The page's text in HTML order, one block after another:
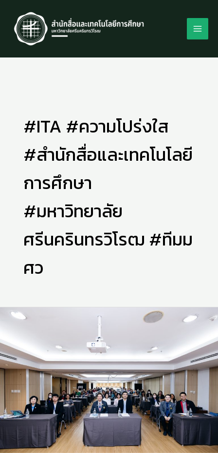
content
#ITA #ความโปร่งใส
#สำนักสื่อและเทคโนโลยี
การศึกษา
#มหาวิทยาลัย
ศรีนครินทรวิโรฒ #ทีมม
ศว
บุคลากร
สื่อฯ
ได้
เข้า
ร่วม
ส่ง
เสริม
คุณธรรม
และ